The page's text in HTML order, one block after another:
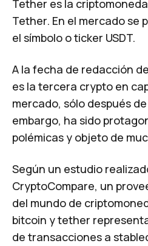
Tether es la
Tether. En el mercado se
el símbolo o ticker USDT.
A la fecha de redacción
es la tercera crypto en
mercado, sólo después
embargo, ha sido
polémicas y objeto de
Según un estudio
CryptoCompare, un
del mundo de
bitcoin y tether
de transacciones a